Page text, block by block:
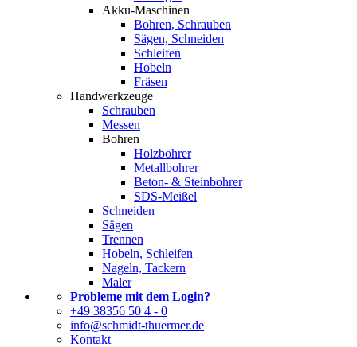
Akku-Maschinen
Bohren, Schrauben
Sägen, Schneiden
Schleifen
Hobeln
Fräsen
Handwerkzeuge
Schrauben
Messen
Bohren
Holzbohrer
Metallbohrer
Beton- & Steinbohrer
SDS-Meißel
Schneiden
Sägen
Trennen
Hobeln, Schleifen
Nageln, Tackern
Maler
Probleme mit dem Login?
+49 38356 50 4 - 0
info@schmidt-thuermer.de
Kontakt